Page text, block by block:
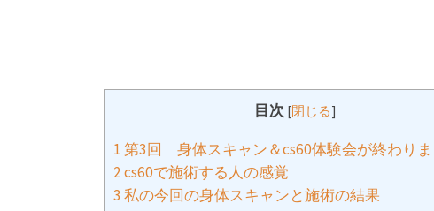
目次 [閉じる]
1 第3回 身体スキャン＆cs60体験会が終わりま
2cs60で施術する人の感覚
3 私の今回の身体スキャンと施術の結果